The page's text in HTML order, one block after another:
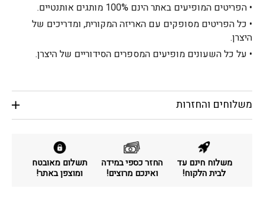
• הפריטים המופיעים באתר הינם 100% מותגים אותנטיים.
• כל הפריטים מסופקים עם האריזה המקורית, ומדריכים של
היצרן.
• על כל השעונים מופיעים המספרים הסידוריים של היצרן.
משלוחים והחזרות
משלוח חינם עד
לבית הלקוח!
החזר כספי במידה
ואינכם מרוצים!
תשלום מאובטח
ומוצפן באתר!